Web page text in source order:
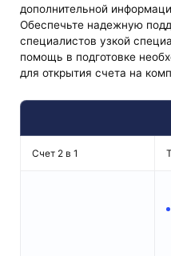
дополнительной
Обеспечьте надежную
специалистов узкой
помощь в подготовке
для открытия счета на
Счет 2 в 1